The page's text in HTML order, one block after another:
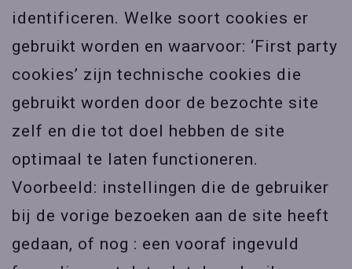
identificeren. Welke soort cookies er
gebruikt worden en waarvoor: ‘First party
cookies’ zijn technische cookies die
gebruikt worden door de bezochte site
zelf en die tot doel hebben de site
optimaal te laten functioneren.
Voorbeeld: instellingen die de gebruiker
bij de vorige bezoeken aan de site heeft
gedaan, of nog : een vooraf ingevuld